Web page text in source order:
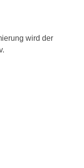
wird der